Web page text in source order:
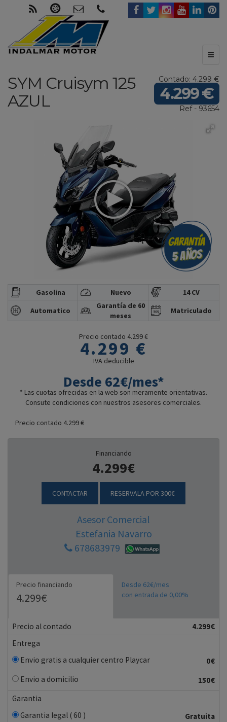
Contado: 4.299 €
4.299 €
Ref - 93654
SYM Cruisym 125
AZUL
Gasolina Nuevo
14 CV
Automatico
Garantía de 60
meses
Matriculado
Precio contado 4.299 €
4.299 €
IVA deducible
Desde 62€/mes*
* Las cuotas ofrecidas en la web son meramente orientativas.
Consute condiciones con nuestros asesores comerciales.
Precio contado 4.299 €
Financiando
4.299€
CONTACTAR RESERVALA POR 300€
Asesor Comercial
Estefania Navarro
678683979
Precio financiando
4.299€
Desde 62€/mes
con entrada de 0,00%
Precio al contado
4.299€
Entrega
Envio gratis a cualquier centro Playcar
0€
Envio a domicilio
150€
Garantia
Garantia legal ( 60 )
Gratuita